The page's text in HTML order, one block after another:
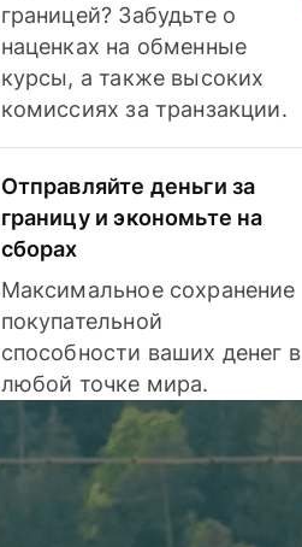
границей? Забудьте о
наценках на обменные
курсы, а также высоких
комиссиях за транзакции.
Отправляйте деньги за
границу и экономьте на
сборах
Максимальное сохранение
покупательной
способности ваших денег в
любой точке мира.